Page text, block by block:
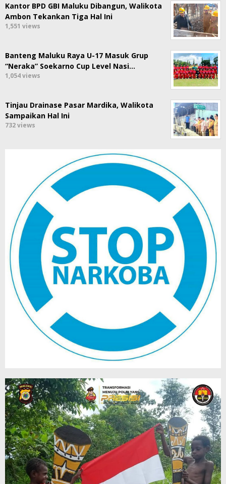
Kantor BPD GBI Maluku Dibangun, Walikota
Ambon Tekankan Tiga Hal Ini
1,551 views
Banteng Maluku Raya U-17 Masuk Grup
“Neraka” Soekarno Cup Level Nasi…
1,054 views
Tinjau Drainase Pasar Mardika, Walikota
Sampaikan Hal Ini
732 views